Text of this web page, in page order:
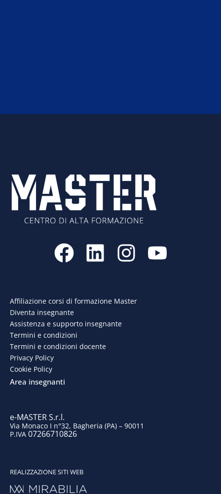
F
a
e
b
o
k
L
i
k
e
d
I
n
t
Y
o
Affiliazione corsi di formazione Master
Diventa insegnante
Assistenza e supporto insegnante
Termini e condizioni
Termini e condizioni docente
Privacy Policy
Cookie Policy
Area insegnanti
e-MASTER S.r.l.
Via Monaco I n°32, Bagheria (PA) – 90011
P.IVA 07266710826
REALIZZAZIONE SITI WEB